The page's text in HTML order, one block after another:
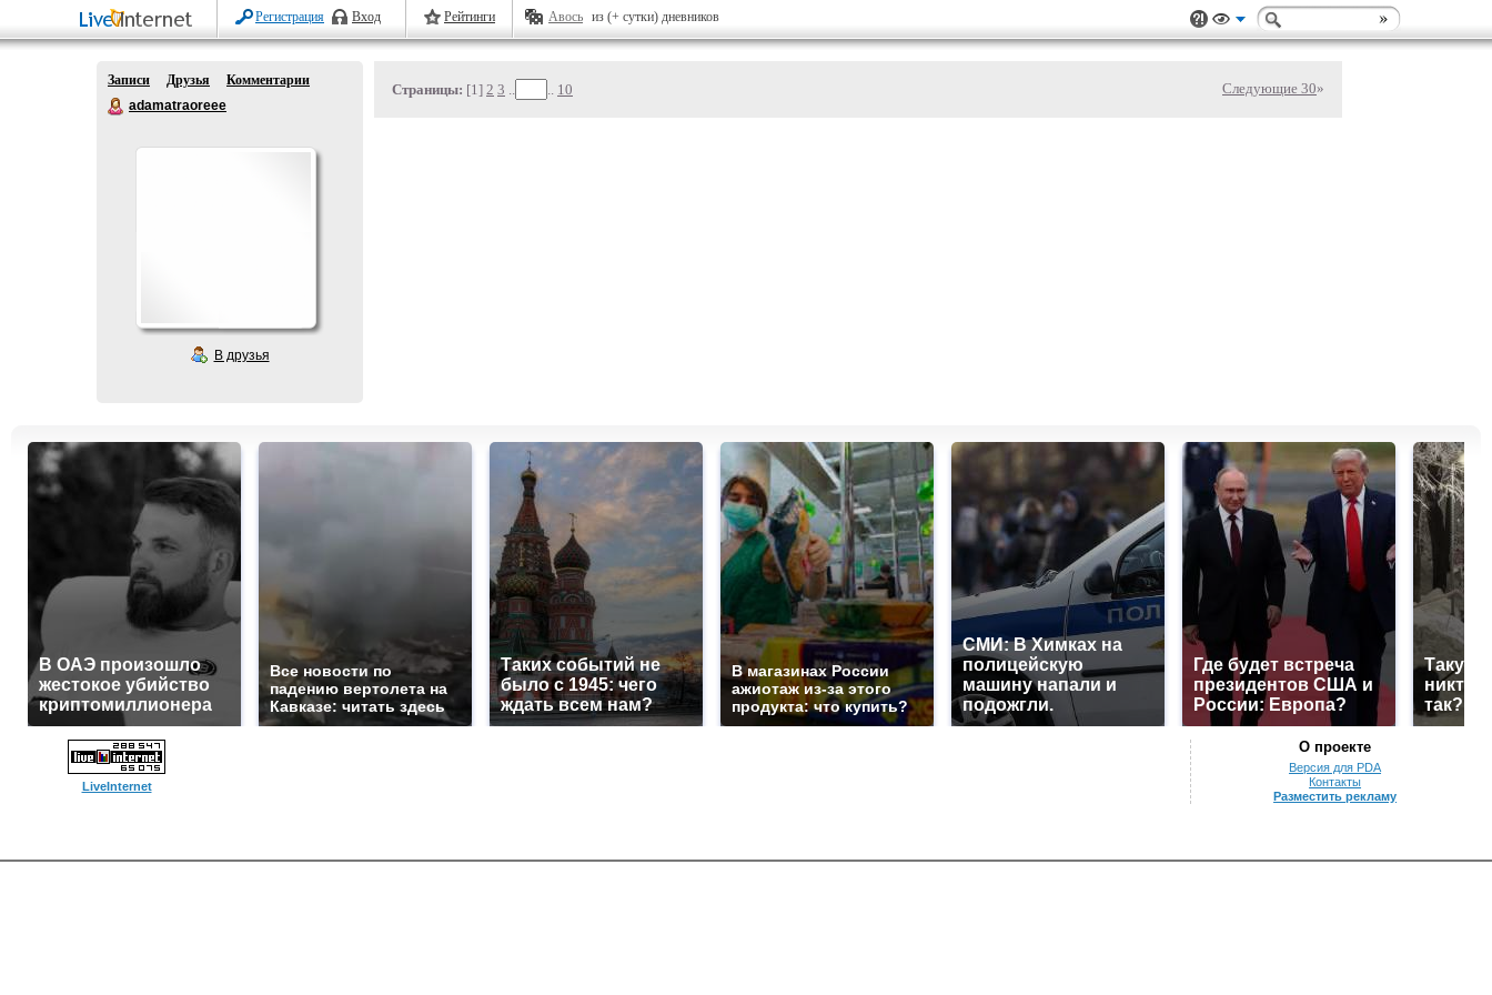
Регистрация Вход Рейтинги Авось из (+ сутки) дневников
Записи Друзья
Комментарии
adamatraoreee
В друзья
Страницы: [1] 2 3 .. .. 10 Следующие 30»
В ОАЭ произошло
жестокое убийство
криптомиллионера
Все новости по
падению вертолета на
Кавказе: читать здесь
Таких событий не
было с 1945: чего
ждать всем нам?
В магазинах России
ажиотаж из-за этого
продукта: что купить?
СМИ: В Химках на
полицейскую
машину напали и
подожгли.
Где будет встреча
президентов США и
России: Европа?
Такую
никто
так?!
LiveInternet
О проекте
Версия для PDA
Контакты
Разместить рекламу